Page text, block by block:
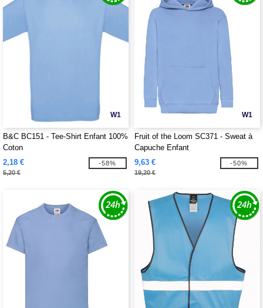
W1
B&C BC151 - Tee-Shirt Enfant 100%
Coton
2,18 €
5,20 €
-58%
W1
Fruit of the Loom SC371 - Sweat à
Capuche Enfant
9,63 €
19,20 €
-50%